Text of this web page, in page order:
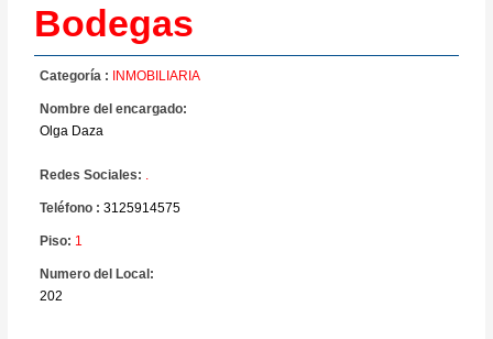
Bodegas
Categoría : INMOBILIARIA
Nombre del encargado:
Olga Daza
Redes Sociales:
Teléfono : 3125914575
Piso: 1
Numero del Local:
202